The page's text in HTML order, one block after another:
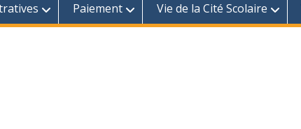
Paiement Vie de la Cité Scolaire